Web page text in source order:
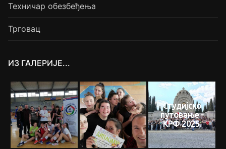
Техничар обезбеђења
Трговац
ИЗ ГАЛЕРИЈЕ...
Студијско
путовање -
КРФ 2025.